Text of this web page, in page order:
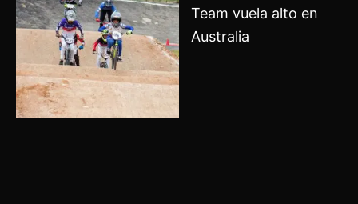
Team vuela alto en
Australia